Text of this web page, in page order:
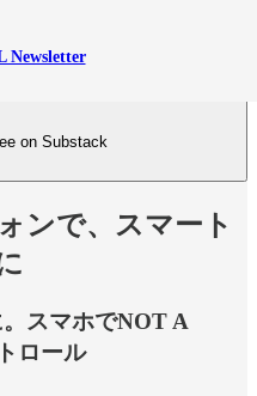
Newsletter
on Substack
ンで、スマート
スマホでNOT A
ロール